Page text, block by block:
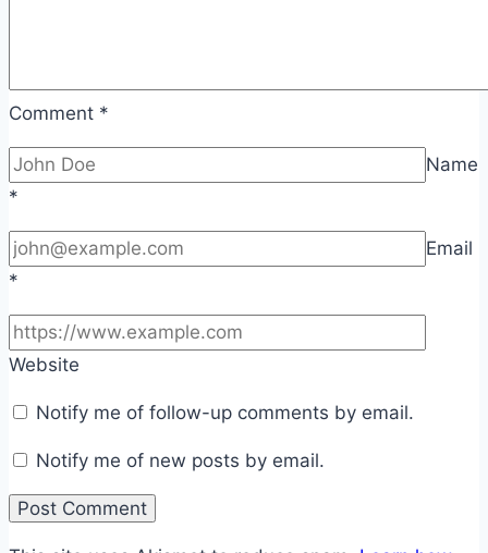
Comment *
Name
*
Email
*
Website
Notify me of follow-up comments by email.
Notify me of new posts by email.